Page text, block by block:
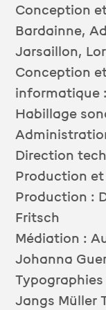
Conception
Bardainne,
Jarsaillon,
Conception
informatique
Habillage
Direction
Production
Production :
Fritsch
Médiation :
Johanna
Jangs Müller